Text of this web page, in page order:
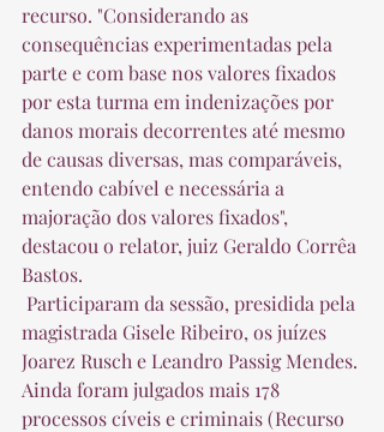
recurso. "Considerando as
consequências experimentadas pela
parte e com base nos valores fixados
por esta turma em indenizações por
danos morais decorrentes até mesmo
de causas diversas, mas comparáveis,
entendo cabível e necessária a
majoração dos valores fixados",
destacou o relator, juiz Geraldo Corrêa
Bastos.
magistrada Gisele Ribeiro, os juízes
Joarez Rusch e Leandro Passig Mendes.
Ainda foram julgados mais 178
processos cíveis e criminais (Recurso